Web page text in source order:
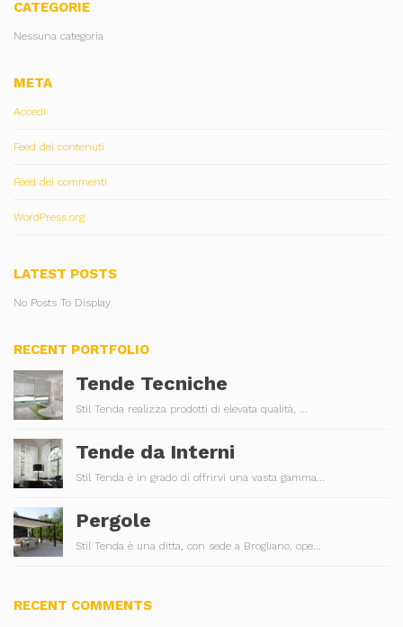
CATEGORIE
Nessuna categoria
META
Accedi
Feed dei contenuti
Feed dei commenti
WordPress.org
LATEST POSTS
No Posts To Display
RECENT PORTFOLIO
Tende Tecniche
Stil Tenda realizza prodotti di elevata qualità, ...
Tende da Interni
Stil Tenda è in grado di offrirvi una vasta gamma...
Pergole
Stil Tenda è una ditta, con sede a Brogliano, ope...
RECENT COMMENTS